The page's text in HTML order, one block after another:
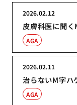
皮膚科医に聞
2026.02.12
AGA
治らないM字ハ
2026.02.11
AGA